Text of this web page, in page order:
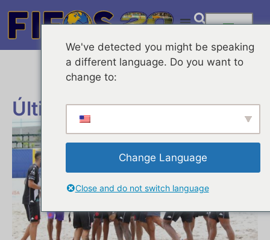
Últimas Noticias
We've detected you might be speaking
a different language. Do you want to
change to:
Change Language
Close and do not switch language